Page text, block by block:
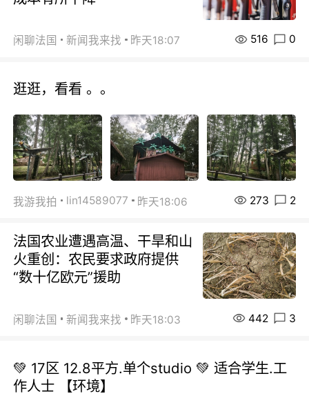
闲聊法国 新闻我来找 昨天18:07 516 0
逛逛，看看 。。
我游我拍 lin14589077 昨天18:06 273 2
法国农业遭遇高温、干旱和山
火重创：农民要求政府提供
“数十亿欧元”援助
闲聊法国 新闻我来找 昨天18:03 442 3
💚 17区 12.8平方.单个studio 💚 适合学生.工
作人士 【环境】